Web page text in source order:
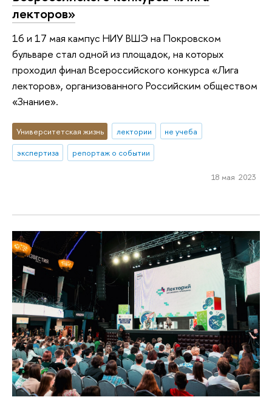
лекторов»
16 и 17 мая кампус НИУ ВШЭ на Покровском
бульваре стал одной из площадок, на которых
проходил финал Всероссийского конкурса «Лига
лекторов», организованного Российским обществом
«Знание».
Университетская жизнь лектории
не учеба
экспертиза
репортаж о событии
18 мая 2023